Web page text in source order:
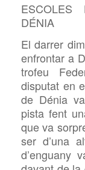
ESCOLES
DÉNIA
El darrer
enfrontar a
trofeu
disputat en
de Dénia
pista fent
que va
ser d’una
d’enguany